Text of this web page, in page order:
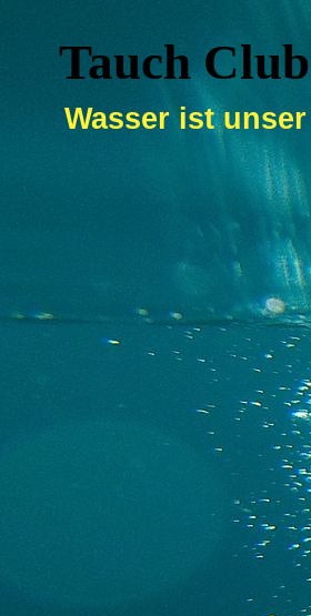
Tauch
Wasser ist